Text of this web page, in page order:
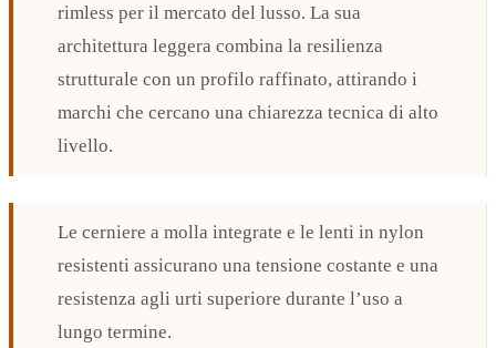
rimless per il mercato del lusso. La sua
architettura leggera combina la resilienza
strutturale con un profilo raffinato, attirando i
marchi che cercano una chiarezza tecnica di alto
livello.
Le cerniere a molla integrate e le lenti in nylon
resistenti assicurano una tensione costante e una
resistenza agli urti superiore durante l’uso a
lungo termine.